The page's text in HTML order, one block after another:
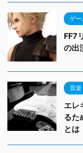
ゲー
FF7
の出
音楽
エレ
るた
とは